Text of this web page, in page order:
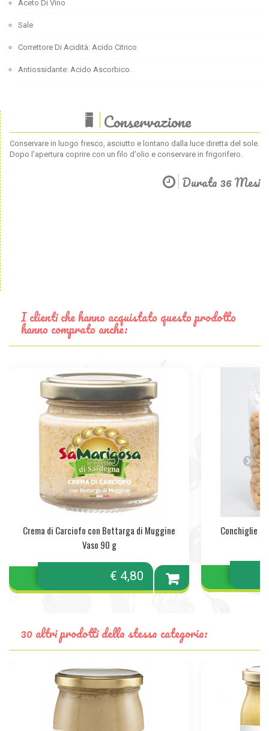
Aceto Di Vino
Sale
Correttore Di Acidità: Acido Citrico
Antiossidante: Acido Ascorbico.
Conservazione
Conservare in luogo fresco, asciutto e lontano dalla luce diretta del sole.
Dopo l'apertura coprire con un filo d'olio e conservare in frigorifero.
Durata 36 Mesi
I clienti che hanno acquistato questo prodotto
hanno comprato anche:
Crema di Carciofo con Bottarga di Muggine
Vaso 90 g
€ 4,80
Conchiglie
30 altri prodotti della stessa categoria: